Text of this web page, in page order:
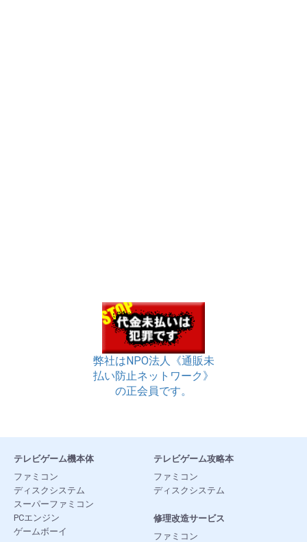
弊社はNPO法人《通販未
払い防止ネットワーク》
の正会員です。
テレビゲーム機本体
ファミコン
ディスクシステム
スーパーファミコン
PCエンジン
ゲームボーイ
テレビゲーム攻略本
ファミコン
ディスクシステム
修理改造サービス
ファミコン